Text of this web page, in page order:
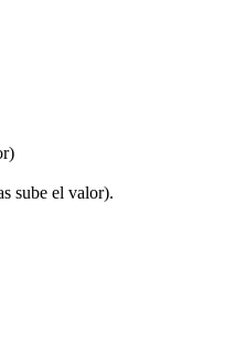
sube el valor).